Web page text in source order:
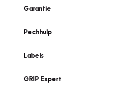
Garantie
Pechhulp
Labels
GRIP Expert